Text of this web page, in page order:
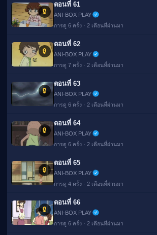
🔒
ตอนที่ 61
ANI-BOX PLAY
การดู 6 ครั้ง · 2 เดือนที่ผ่านมา
🔒
ตอนที่ 62
ANI-BOX PLAY
การดู 7 ครั้ง · 2 เดือนที่ผ่านมา
🔒
ตอนที่ 63
ANI-BOX PLAY
การดู 6 ครั้ง · 2 เดือนที่ผ่านมา
🔒
ตอนที่ 64
ANI-BOX PLAY
การดู 6 ครั้ง · 2 เดือนที่ผ่านมา
🔒
ตอนที่ 65
ANI-BOX PLAY
การดู 4 ครั้ง · 2 เดือนที่ผ่านมา
🔒
ตอนที่ 66
ANI-BOX PLAY
การดู 6 ครั้ง · 2 เดือนที่ผ่านมา